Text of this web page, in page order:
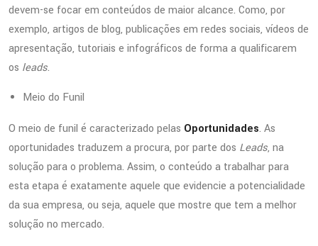
devem-se focar em conteúdos de maior alcance. Como, por
exemplo, artigos de blog, publicações em redes sociais, vídeos de
apresentação, tutoriais e infográficos de forma a qualificarem
os leads.
Meio do Funil
O meio de funil é caracterizado pelas Oportunidades. As
oportunidades traduzem a procura, por parte dos Leads, na
solução para o problema. Assim, o conteúdo a trabalhar para
esta etapa é exatamente aquele que evidencie a potencialidade
da sua empresa, ou seja, aquele que mostre que tem a melhor
solução no mercado.